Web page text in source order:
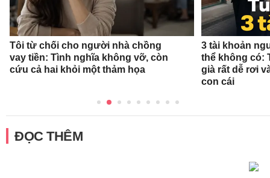
Tôi từ chối cho người nhà chồng
vay tiền: Tình nghĩa không vỡ, còn
cứu cả hai khỏi một thảm họa
3 tài khoản
thể không có:
già rất dễ rơi
con cái
ĐỌC THÊM